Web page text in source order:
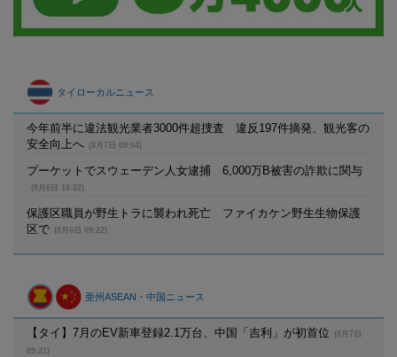
タイローカルニュース
今年前半に違法観光業者3000件超捜査 違反197件摘発、観光客の
安全向上へ
(8月7日 09:04)
プーケットでスウェーデン人女逮捕 6,000万B被害の詐欺に関与
(8月6日 16:22)
保護区職員が野生トラに襲われ死亡 ファイカケン野生生物保護
区で
(8月6日 09:22)
亜州ASEAN・中国ニュース
【タイ】7月のEV新車登録2.1万台、中国「吉利」が初首位
(8月7日
09:21)